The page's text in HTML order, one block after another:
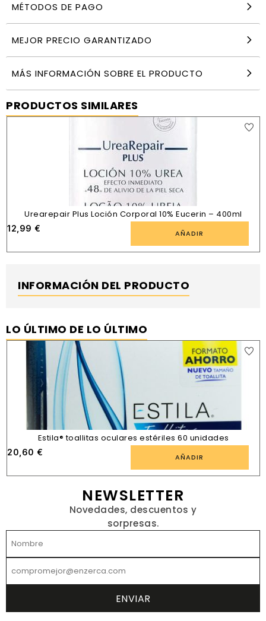
MÉTODOS DE PAGO
MEJOR PRECIO GARANTIZADO
MÁS INFORMACIÓN SOBRE EL PRODUCTO
PRODUCTOS SIMILARES
Urearepair Plus Loción Corporal 10% Eucerin – 400ml
12,99 € AÑADIR
INFORMACIÓN DEL PRODUCTO
LO ÚLTIMO DE LO ÚLTIMO
Estila® toallitas oculares estériles 60 unidades
20,60 € AÑADIR
NEWSLETTER
Novedades, descuentos y
sorpresas.